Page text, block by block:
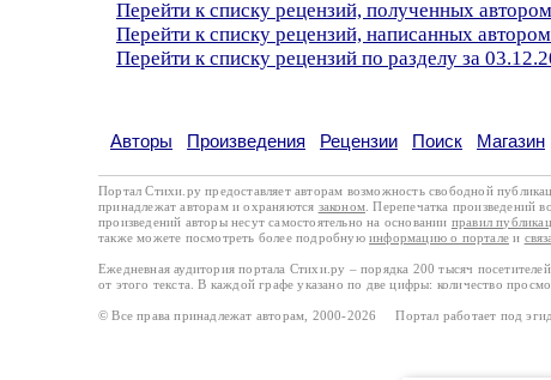
Перейти к списку рецензий, полученных
Перейти к списку рецензий, написанных
Перейти к списку рецензий по разделу за
Авторы Произведения Рецензии Поиск Магазин
Портал Стихи.ру предоставляет авторам возможность свободной
принадлежат авторам и охраняются законом . Перепечатка произведений
произведений авторы несут самостоятельно на основании правил
также можете посмотреть более подробную информацию о портале и
Ежедневная аудитория портала Стихи.ру – порядка 200 тысяч
от этого текста. В каждой графе указано по две цифры: количество
© Все права принадлежат авторам, 2000-2026 Портал работает под